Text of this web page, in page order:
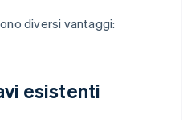
diversi vantaggi:
esistenti